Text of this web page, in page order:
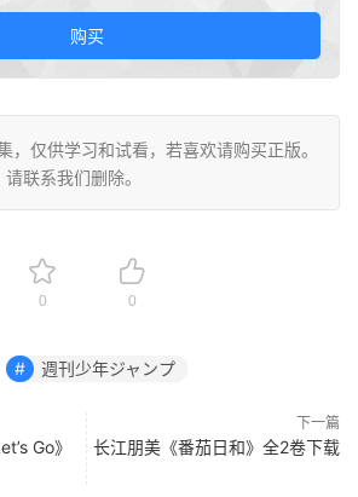
购买
，仅供学习和试看，若喜欢请购买正版。
联系我们删除。
0 0
週刊少年ジャンプ
Go》
下一篇
长江朋美《番茄日和》全2卷下载